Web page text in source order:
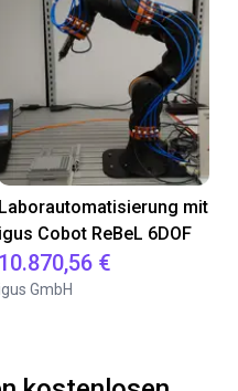
Laborautomatisierung mit
igus Cobot ReBeL 6DOF
10.870,56 €
GmbH